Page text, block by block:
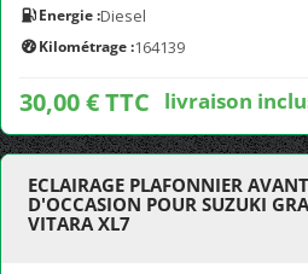
Energie :Diesel
Kilométrage :164139
30,00 € TTC livraison
ECLAIRAGE PLAFONNIER AVANT
D'OCCASION POUR SUZUKI
VITARA XL7